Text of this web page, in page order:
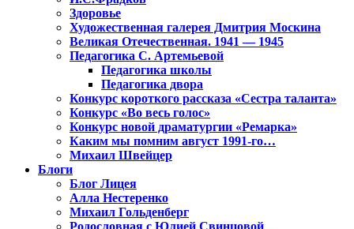
Здоровье
Художественная галерея Дмитрия Москина
Великая Отечественная. 1941 — 1945
Педагогика С. Артемьевой
Педагогика школы
Педагогика двора
Конкурс короткого рассказа «Сестра таланта»
Конкурс «Во весь голос»
Конкурс новой драматургии «Ремарка»
Каким мы помним август 1991-го…
Михаил Швейцер
Блоги
Блог Лицея
Алла Нестеренко
Михаил Гольденберг